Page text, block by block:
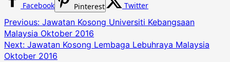
Facebook Pinterest Twitter
Post
navigation
Previous: Jawatan Kosong Universiti Kebangsaan
Malaysia Oktober 2016
Next: Jawatan Kosong Lembaga Lebuhraya Malaysia
Oktober 2016